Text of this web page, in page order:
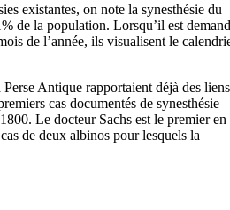
existantes, on note la synesthésie du
de la population. Lorsqu’il est
de l’année, ils visualisent le
Antique rapportaient déjà des liens
cas documentés de synesthésie
Le docteur Sachs est le premier en
de deux albinos pour lesquels la